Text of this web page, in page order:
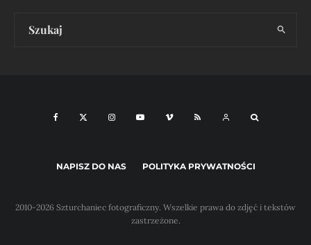
NAPISZ DO NAS POLITYKA PRYWATNOŚCI
2010-2026 Szturchaniec fotograficzny. Wszelkie prawa do zdjęć i tekstów
zastrzeżone.